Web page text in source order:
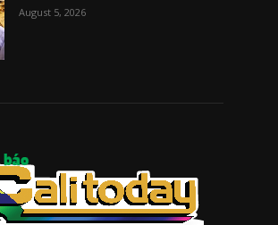
August 5, 2026